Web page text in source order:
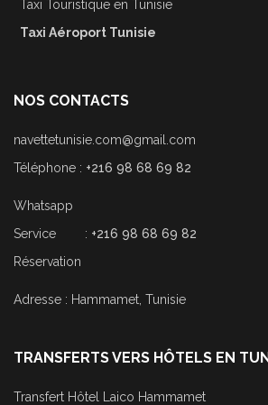
Taxi Touristique en Tunisie
Taxi Aéroport Tunisie
NOS CONTACTS
navettetunisie.com@gmail.com
Téléphone : +216 98 68 69 82
Whatsapp
Service : +216 98 68 69 82
Réservation
Adresse : Hammamet, Tunisie
TRANSFERTS VERS HÔTELS EN
Transfert Hôtel Laico Hammamet